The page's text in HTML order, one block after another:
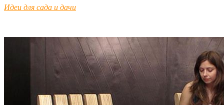
Идеи для сада и дачи